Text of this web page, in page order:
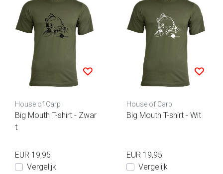
House of Carp
Big Mouth T-shirt - Zwar
t
EUR 19,95
Vergelijk
House of Carp
Big Mouth T-shirt - Wit
EUR 19,95
Vergelijk